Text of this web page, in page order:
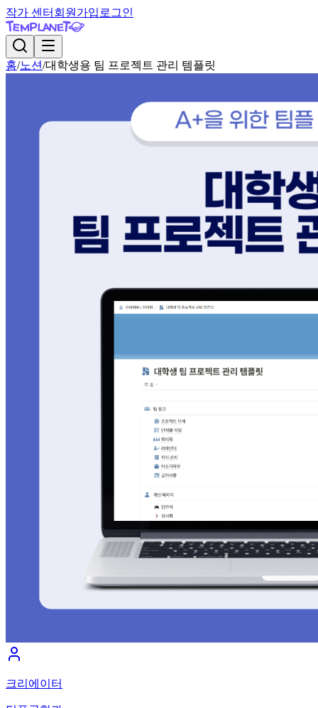
작가 센터 회원가입 로그인
홈/노션/대학생용 팀 프로젝트 관리 템플릿
크리에이터